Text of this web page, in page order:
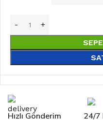
Hızlı Gönderim 24/7